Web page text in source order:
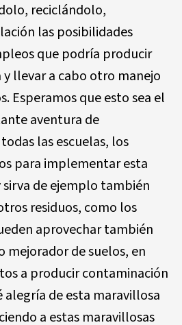
reciclándolo,
las posibilidades
que podría producir
llevar a cabo otro manejo
Esperamos que esto sea el
aventura de
las escuelas, los
para implementar esta
de ejemplo también
residuos, como los
aprovechar también
mejorador de suelos, en
a producir contaminación
alegría de esta maravillosa
a estas maravillosas